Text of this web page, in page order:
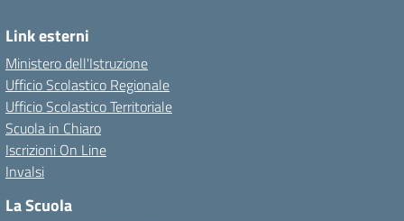
Link esterni
Ministero dell'Istruzione
Ufficio Scolastico Regionale
Ufficio Scolastico Territoriale
Scuola in Chiaro
Iscrizioni On Line
Invalsi
La Scuola